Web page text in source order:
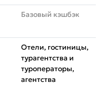
Базовый кэшбэк
Отели, гостиницы,
турагентства и
туроператоры,
агентства